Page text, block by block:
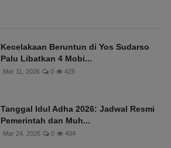
Kecelakaan Beruntun di Yos Sudarso
Palu Libatkan 4 Mobi...
Mar 11, 2026 0 425
Tanggal Idul Adha 2026: Jadwal Resmi
Pemerintah dan Muh...
Mar 24, 2026 0 404